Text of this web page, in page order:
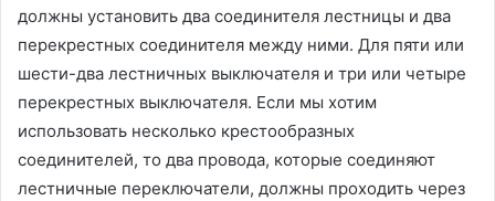
должны установить два соединителя лестницы и два
перекрестных соединителя между ними. Для пяти или
шести-два лестничных выключателя и три или четыре
перекрестных выключателя. Если мы хотим
использовать несколько крестообразных
соединителей, то два провода, которые соединяют
лестничные переключатели, должны проходить через